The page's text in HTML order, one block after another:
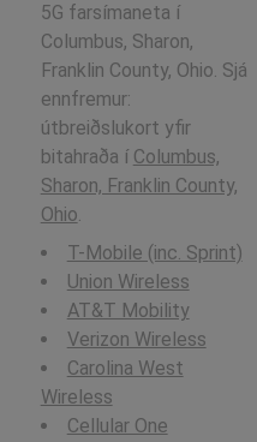
5G farsímaneta í
Columbus, Sharon,
Franklin County, Ohio. Sjá
ennfremur:
útbreiðslukort yfir
bitahraða í Columbus,
Sharon, Franklin County,
Ohio.
T-Mobile (inc. Sprint)
Union Wireless
AT&T Mobility
Verizon Wireless
Carolina West
Wireless
Cellular One